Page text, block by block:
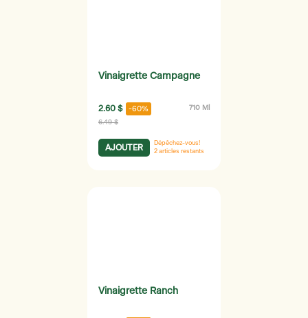
Vinaigrette Campagne
2.60 $ -60% 710 Ml
6.49 $
AJOUTER
Dépêchez-vous!
2 articles restants
Vinaigrette Ranch